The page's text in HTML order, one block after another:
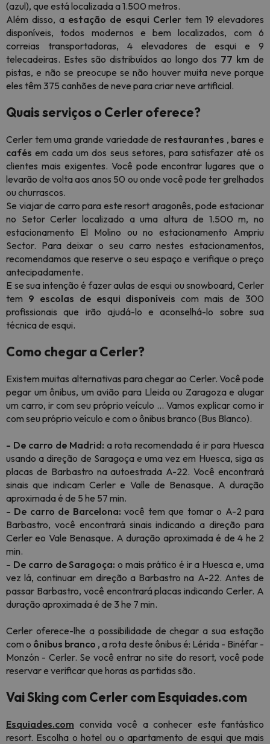
(azul), que está localizada a 1.500 metros.
Além disso, a estação de esqui Cerlertem 19 elevadores
disponíveis, todos modernos e bem localizados, com 6
correias transportadoras, 4 elevadores de esqui e 9
telecadeiras. Estes são distribuídos ao longo dos 77 km de
pistas, e não se preocupe se não houver muita neve porque
eles têm 375 canhões de neve para criar neve artificial.
Quais serviços o Cerler oferece?
Cerler tem uma grande variedade de restaurantes , bares e
cafés em cada um dos seus setores, para satisfazer até os
clientes mais exigentes. Você pode encontrar lugares que o
levarão de volta aos anos 50 ou onde você pode ter grelhados
ou churrascos.
Se viajar de carro para este resort aragonês, pode estacionar
no Setor Cerler localizado a uma altura de 1.500 m, no
estacionamento El Molino ou no estacionamento Ampriu
Sector. Para deixar o seu carro nestes estacionamentos,
recomendamos que reserve o seu espaço e verifique o preço
antecipadamente.
E se sua intenção é fazer aulas de esqui ou snowboard, Cerler
tem 9 escolas de esqui disponíveis com mais de 300
profissionais que irão ajudá-lo e aconselhá-lo sobre sua
técnica de esqui.
Como chegar a Cerler?
Existem muitas alternativas para chegar ao Cerler. Você pode
pegar um ônibus, um avião para Lleida ou Zaragoza e alugar
um carro, ir com seu próprio veículo ... Vamos explicar como ir
com seu próprio veículo e com o ônibus branco (Bus Blanco).
- De carro de Madrid: a rota recomendada é ir para Huesca
usando a direção de Saragoça e uma vez em Huesca, siga as
placas de Barbastro na autoestrada A-22. Você encontrará
sinais que indicam Cerler e Valle de Benasque. A duração
aproximada é de 5 he 57 min.
- De carro de Barcelona: você tem que tomar o A-2 para
Barbastro, você encontrará sinais indicando a direção para
Cerler eo Vale Benasque. A duração aproximada é de 4 he 2
min.
- De carro de Saragoça: o mais prático é ir a Huesca e, uma
vez lá, continuar em direção a Barbastro na A-22. Antes de
passar Barbastro, você encontrará placas indicando Cerler. A
duração aproximada é de 3 he 7 min.
Cerler oferece-lhe a possibilidade de chegar a sua estação
com o ônibus branco , a rota deste ônibus é: Lérida - Binéfar -
Monzón - Cerler. Se você entrar no site do resort, você pode
reservar e verificar que horas as partidas são.
Vai Sking com Cerler com Esquiades.com
Esquiades.com convida você a conhecer este fantástico
resort. Escolha o hotel ou o apartamento de esqui que mais